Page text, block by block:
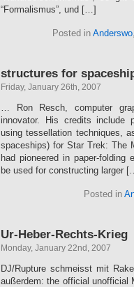
“Formalismus”, und […]
Posted in Anderswo,
structures for
Friday, January 26th, 2007
… Ron Resch, computer
innovator. His credits include
using tessellation techniques,
spaceships) for Star Trek: The
had pioneered in paper-folding
be used for constructing larger
Posted in
Ur-Heber-Rechts-Krieg
Monday, January 22nd, 2007
DJ/Rupture schmeisst mit
außerdem: the official unofficial